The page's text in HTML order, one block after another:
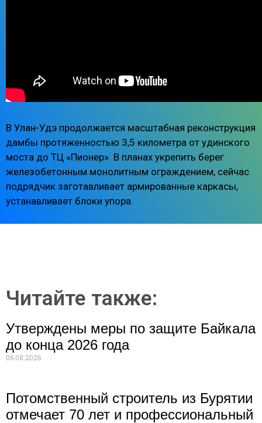
В Улан-Удэ продолжается масштабная реконструкция
дамбы протяженностью 3,5 километра от удинского
моста до ТЦ «Пионер». В планах укрепить берег
железобетонным монолитным ограждением, сейчас
подрядчик заготавливает армированные каркасы,
устанавливает блоки упора.
Читайте также:
Утверждены меры по защите Байкала
до конца 2026 года
06.08.2026
Потомственный строитель из Бурятии
отмечает 70 лет и профессиональный